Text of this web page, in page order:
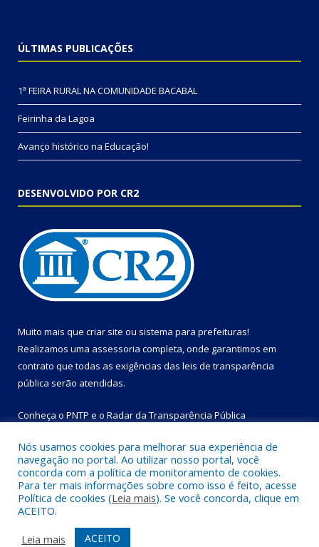
ÚLTIMAS PUBLICAÇÕES
1ª FEIRA RURAL NA COMUNIDADE BACABAL
Feirinha da Lagoa
Avanço histórico na Educação!
DESENVOLVIDO POR CR2
Muito mais que criar site ou sistema para prefeituras!
Realizamos uma assessoria completa, onde garantimos em
contrato que todas as exigências das leis de transparência
pública serão atendidas.
Conheça o PNTP e o Radar da Transparência Pública
Todos os direitos reservados a Prefeitura Municipal de Bom
Jesus do Tocantins.
Mapa do Site
Acessar Área Administrativa
Nós usamos cookies para melhorar sua experiência de
navegação no portal. Ao utilizar nosso portal, você
concorda com a política de monitoramento de cookies.
Para ter mais informações sobre como isso é feito, acesse
Política de cookies (Leia mais). Se você concorda, clique em
ACEITO.
Leia mais
ACEITO